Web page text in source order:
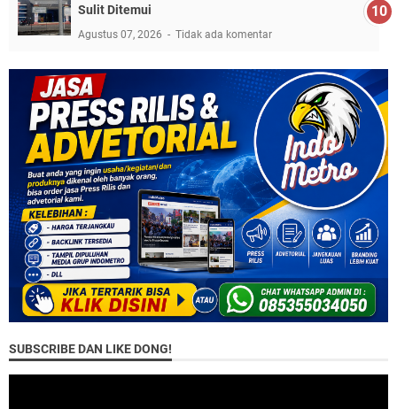
Sulit Ditemui
Agustus 07, 2026 Tidak ada komentar
SUBSCRIBE DAN LIKE DONG!